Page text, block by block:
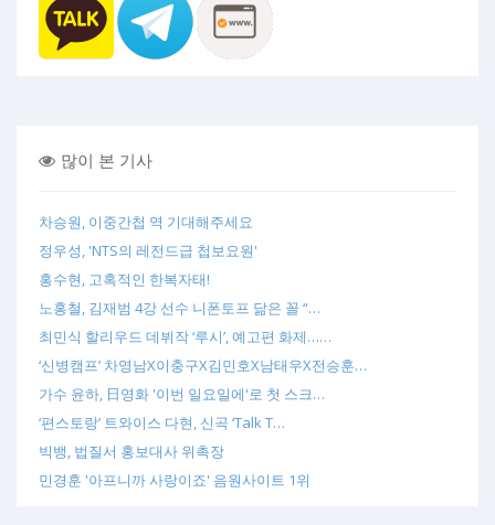
많이 본 기사
차승원, 이중간첩 역 기대해주세요
정우성, 'NTS의 레전드급 첩보요원'
홍수현, 고혹적인 한복자태!
노홍철, 김재범 4강 선수 니폰토프 닮은 꼴 “…
최민식 할리우드 데뷔작 ‘루시’, 예고편 화제……
‘신병캠프’ 차영남X이충구X김민호X남태우X전승훈…
가수 윤하, 日영화 '이번 일요일에'로 첫 스크…
‘편스토랑’ 트와이스 다현, 신곡 ‘Talk T…
빅뱅, 법질서 홍보대사 위촉장
민경훈 '아프니까 사랑이죠' 음원사이트 1위